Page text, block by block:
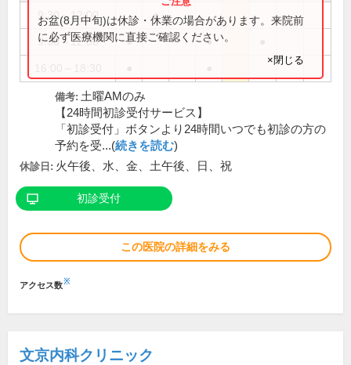
9:30～12:00 ●
9:30～12:30 ● ●
お盆(8月中旬)は休診・休業の場合があります。来院前
に必ず医療機関に直接ご確認ください。
×閉じる
備考: 土曜AMのみ
【24時間初診受付サービス】
「初診受付」ボタンより24時間いつでも初診の方の
予約を受...(続きを読む)
休診日: 火午後、水、金、土午後、日、祝
初診受付
この医院の詳細をみる
アクセス数※
文京内科クリニック